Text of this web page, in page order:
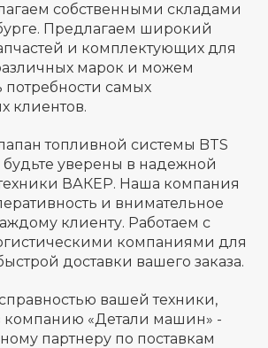
собственными складами
Предлагаем широкий
и комплектующих для
марок и можем
потребности самых
клиентов.
топливной системы BTS
будьте уверены в надежной
ВАКЕР. Наша компания
и внимательное
клиенту. Работаем с
компаниями для
доставки вашего заказа.
вашей техники,
компанию «Детали машин» -
партнеру по поставкам